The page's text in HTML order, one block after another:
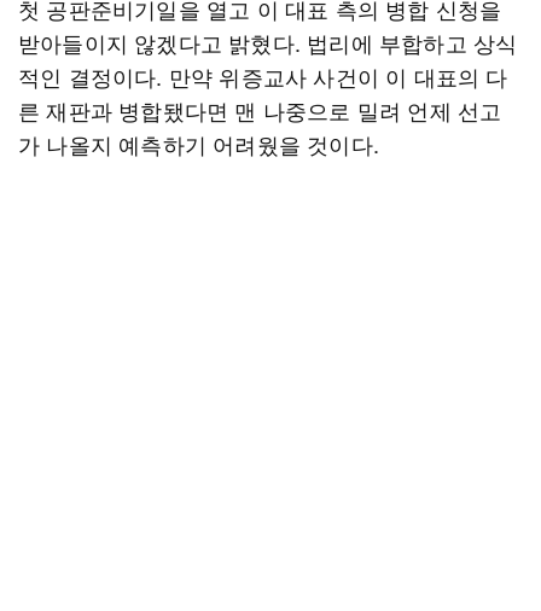
첫 공판준비기일을 열고 이 대표 측의 병합 신청을
받아들이지 않겠다고 밝혔다. 법리에 부합하고 상식
적인 결정이다. 만약 위증교사 사건이 이 대표의 다
른 재판과 병합됐다면 맨 나중으로 밀려 언제 선고
가 나올지 예측하기 어려웠을 것이다.